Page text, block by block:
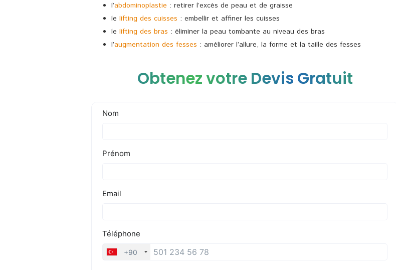
l’abdominoplastie : retirer l’excès de peau et de graisse
le lifting des cuisses : embellir et affiner les cuisses
le lifting des bras : éliminer la peau tombante au niveau des bras
l’augmentation des fesses : améliorer l’allure, la forme et la taille des fesses
Obtenez votre Devis Gratuit